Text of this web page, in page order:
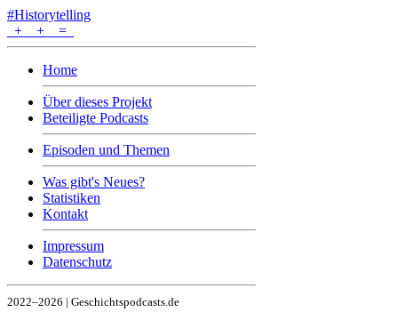
#Historytelling
+
+ =
Home
Über dieses Projekt
Beteiligte Podcasts
Episoden und Themen
Was gibt's Neues?
Statistiken
Kontakt
Impressum
Datenschutz
2022–2026 | Geschichtspodcasts.de